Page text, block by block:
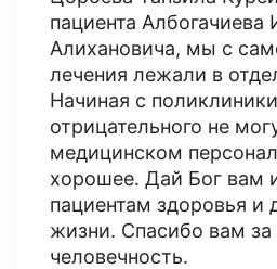
пациента Албогачиева
Алихановича, мы с
лечения лежали в
Начиная с
отрицательного не
медицинском
хорошее. Дай Бог вам
пациентам здоровья и
жизни. Спасибо вам
человечность.